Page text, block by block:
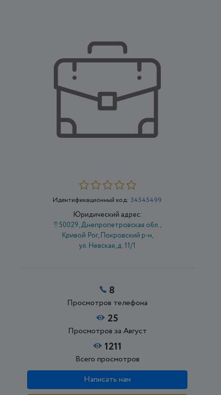
Идентификационный код: 34545499
Юридический адрес:
50029, Днепропетровская обл.,
Кривой Рог, Покровский р-н,
ул. Невская, д. 11/1
8
Просмотров телефона
25
Просмотров за Август
1211
Всего просмотров
Написать нам